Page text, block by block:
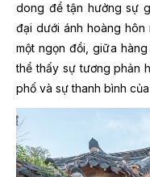
dong để tận hưởng sự
đại dưới ánh hoàng
một ngọn đồi, giữa
thể thấy sự tương phản
phố và sự thanh bình